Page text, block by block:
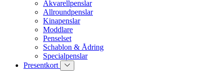
Akvarellpenslar
Allroundpenslar
Kinapenslar
Moddlare
Penselset
Schablon & Ådring
Specialpenslar
Presentkort